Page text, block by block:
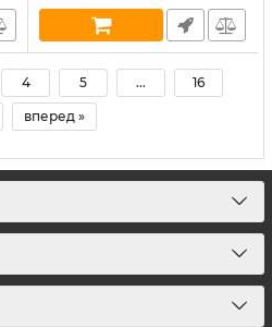
4 5 ... 16
вперед »